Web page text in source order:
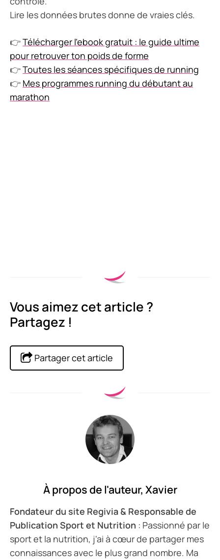
Lire les données brutes donne de vraies clés.
👉Télécharger l’ebook gratuit : le guide ultime
pour retrouver ton poids de forme
👉Toutes les séances spécifiques de running
👉 Mes programmes running du débutant au
marathon
Vous aimez cet article ?
Partagez !
Partager cet article
À propos de l'auteur, Xavier
Fondateur du site Regivia & Responsable de
Publication Sport et Nutrition : Passionné par le
sport et la nutrition, j'ai à cœur de partager mes
connaissances avec le plus grand nombre. Ma